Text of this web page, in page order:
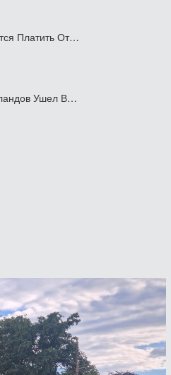
Платить От…
Ушел В…